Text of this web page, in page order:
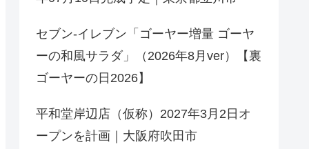
セブン-イレブン「ゴーヤー増量 ゴーヤ
ーの和風サラダ」（2026年8月ver）【裏
ゴーヤーの日2026】
平和堂岸辺店（仮称）2027年3月2日オ
ープンを計画｜大阪府吹田市